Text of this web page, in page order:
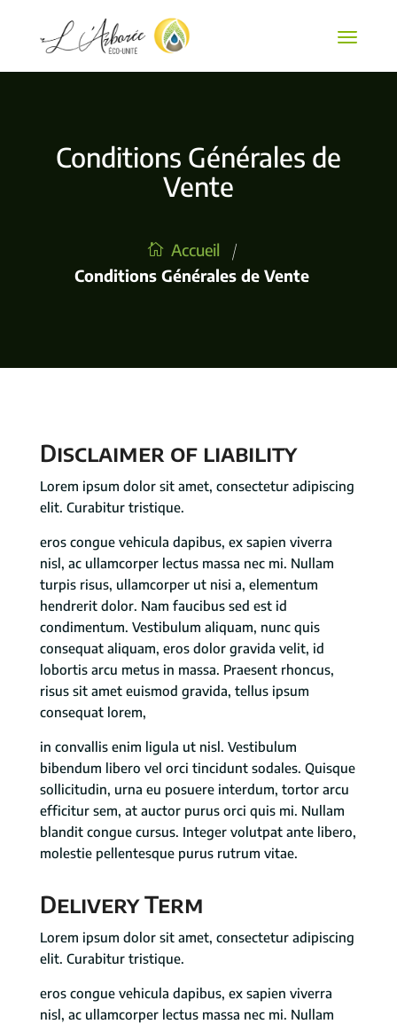
Conditions Générales de
Vente
Accueil /
Conditions Générales de Vente
Disclaimer of liability
Lorem ipsum dolor sit amet, consectetur adipiscing
elit. Curabitur tristique.
eros congue vehicula dapibus, ex sapien viverra
nisl, ac ullamcorper lectus massa nec mi. Nullam
turpis risus, ullamcorper ut nisi a, elementum
hendrerit dolor. Nam faucibus sed est id
condimentum. Vestibulum aliquam, nunc quis
consequat aliquam, eros dolor gravida velit, id
lobortis arcu metus in massa. Praesent rhoncus,
risus sit amet euismod gravida, tellus ipsum
consequat lorem,
in convallis enim ligula ut nisl. Vestibulum
bibendum libero vel orci tincidunt sodales. Quisque
sollicitudin, urna eu posuere interdum, tortor arcu
efficitur sem, at auctor purus orci quis mi. Nullam
blandit congue cursus. Integer volutpat ante libero,
molestie pellentesque purus rutrum vitae.
Delivery Term
Lorem ipsum dolor sit amet, consectetur adipiscing
elit. Curabitur tristique.
eros congue vehicula dapibus, ex sapien viverra
nisl, ac ullamcorper lectus massa nec mi. Nullam